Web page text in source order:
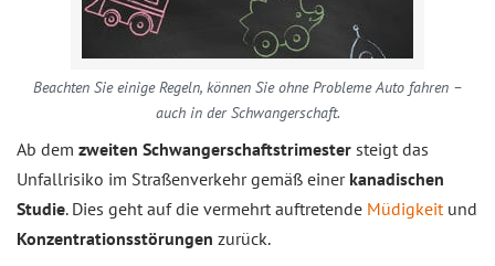
Beachten Sie einige Regeln, können Sie ohne Probleme Auto fahren –
auch in der Schwangerschaft.
Ab dem zweiten Schwangerschaftstrimester steigt das
Unfallrisiko im Straßenverkehr gemäß einer kanadischen
Studie. Dies geht auf die vermehrt auftretende Müdigkeitund
Konzentrationsstörungen zurück.